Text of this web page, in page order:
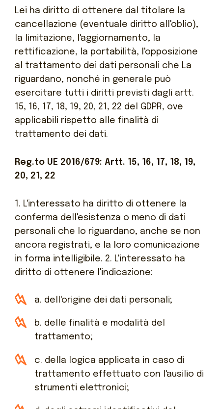
Lei ha diritto di ottenere dal titolare la
cancellazione (eventuale diritto all'oblio),
la limitazione, l'aggiornamento, la
rettificazione, la portabilità, l'opposizione
al trattamento dei dati personali che La
riguardano, nonché in generale può
esercitare tutti i diritti previsti dagli artt.
15, 16, 17, 18, 19, 20, 21, 22 del GDPR, ove
applicabili rispetto alle finalità di
trattamento dei dati.
Reg.to UE 2016/679: Artt. 15, 16, 17, 18, 19,
20, 21, 22
1. L'interessato ha diritto di ottenere la
conferma dell'esistenza o meno di dati
personali che lo riguardano, anche se non
ancora registrati, e la loro comunicazione
in forma intelligibile. 2. L'interessato ha
diritto di ottenere l'indicazione:
a. dell'origine dei dati personali;
b. delle finalità e modalità del
trattamento;
c. della logica applicata in caso di
trattamento effettuato con l'ausilio di
strumenti elettronici;